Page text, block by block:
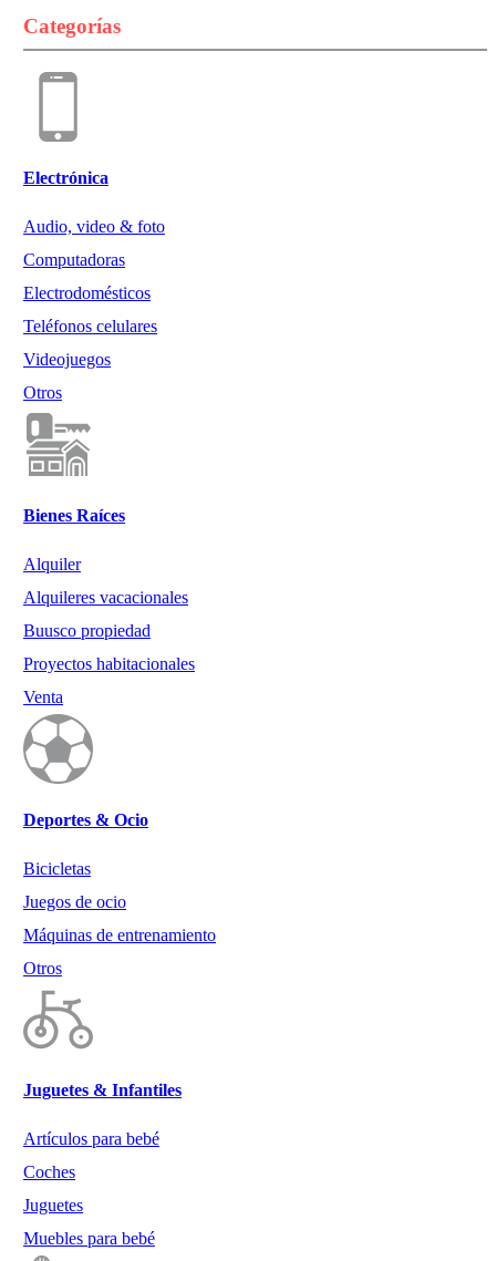
Categorías
Electrónica
Audio, video & foto
Computadoras
Electrodomésticos
Teléfonos celulares
Videojuegos
Otros
Bienes Raíces
Alquiler
Alquileres vacacionales
Buusco propiedad
Proyectos habitacionales
Venta
Deportes & Ocio
Bicicletas
Juegos de ocio
Máquinas de entrenamiento
Otros
Juguetes & Infantiles
Artículos para bebé
Coches
Juguetes
Muebles para bebé